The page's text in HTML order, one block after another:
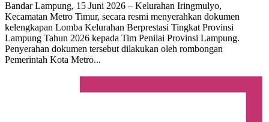
Bandar Lampung, 15 Juni 2026 – Kelurahan Iringmulyo,
Kecamatan Metro Timur, secara resmi menyerahkan dokumen
kelengkapan Lomba Kelurahan Berprestasi Tingkat Provinsi
Lampung Tahun 2026 kepada Tim Penilai Provinsi Lampung.
Penyerahan dokumen tersebut dilakukan oleh rombongan
Pemerintah Kota Metro...